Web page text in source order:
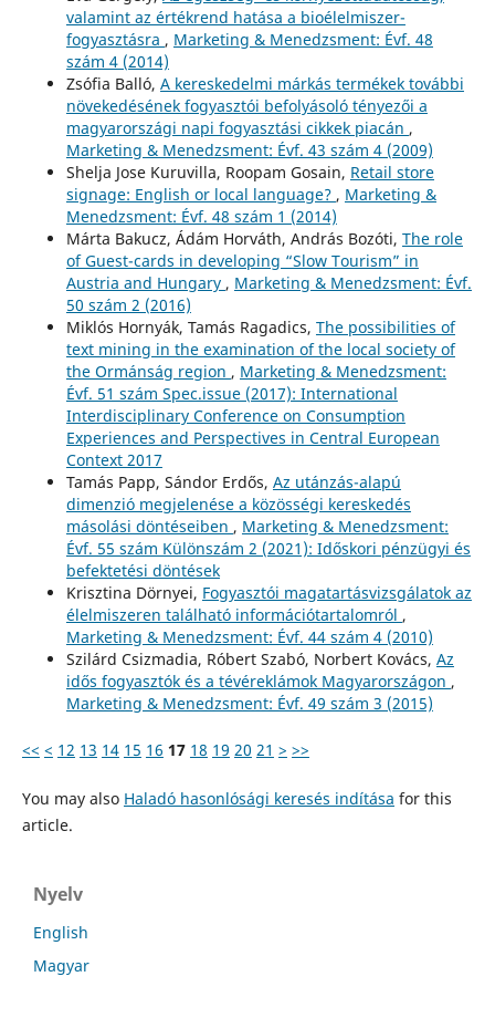
valamint az értékrend hatása a bioélelmiszer-
fogyasztásra , Marketing & Menedzsment: Évf. 48
szám 4 (2014)
Zsófia Balló, A kereskedelmi márkás termékek további
növekedésének fogyasztói befolyásoló tényezői a
magyarországi napi fogyasztási cikkek piacán ,
Marketing & Menedzsment: Évf. 43 szám 4 (2009)
Shelja Jose Kuruvilla, Roopam Gosain, Retail store
signage: English or local language? , Marketing &
Menedzsment: Évf. 48 szám 1 (2014)
Márta Bakucz, Ádám Horváth, András Bozóti, The role
of Guest-cards in developing “Slow Tourism” in
Austria and Hungary , Marketing & Menedzsment: Évf.
50 szám 2 (2016)
Miklós Hornyák, Tamás Ragadics, The possibilities of
text mining in the examination of the local society of
the Ormánság region , Marketing & Menedzsment:
Évf. 51 szám Spec.issue (2017): International
Interdisciplinary Conference on Consumption
Experiences and Perspectives in Central European
Context 2017
Tamás Papp, Sándor Erdős, Az utánzás-alapú
dimenzió megjelenése a közösségi kereskedés
másolási döntéseiben , Marketing & Menedzsment:
Évf. 55 szám Különszám 2 (2021): Időskori pénzügyi és
befektetési döntések
Krisztina Dörnyei, Fogyasztói magatartásvizsgálatok az
élelmiszeren található információtartalomról ,
Marketing & Menedzsment: Évf. 44 szám 4 (2010)
Szilárd Csizmadia, Róbert Szabó, Norbert Kovács, Az
idős fogyasztók és a tévéreklámok Magyarországon ,
Marketing & Menedzsment: Évf. 49 szám 3 (2015)
<< < 12 13 14 15 16 17 18 19 20 21 > >>
You may also Haladó hasonlósági keresés indítása for this
article.
Nyelv
English
Magyar